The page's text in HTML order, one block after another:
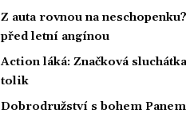
Z auta rovnou na
před letní angínou
Action láká: Značková
tolik
Dobrodružství s bohem